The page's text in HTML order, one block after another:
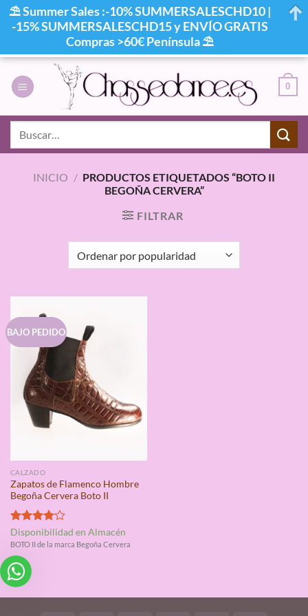
contenido
0
INICIO / PRODUCTOS ETIQUETADOS “BOTO II
BEGOÑA CERVERA”
FILTRAR
BAJO PEDIDO
CALZADO
Zapatos de Flamenco Hombre
Begoña Cervera Boto II
Valorado
con4.00
de 5
Disponibilidad en Almacén
BOTO II de la marca Begoña Cervera
⛱ Summer Sales :-10% SUMMERSALESCHD10 |
-15% SUMMERSALESCHD15 y ENVÍO GRATIS
Compras >60€ Península ⛱